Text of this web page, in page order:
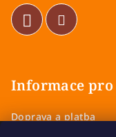
Informace pro
Doprava a platba